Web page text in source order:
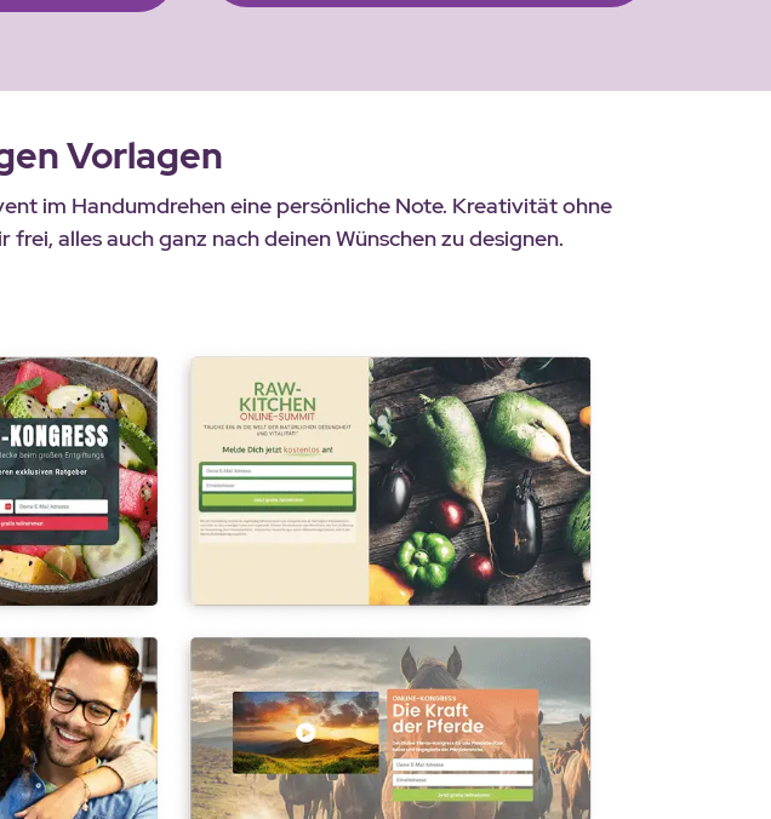
Vorlagen
im Handumdrehen eine persönliche Note. Kreativität ohne
alles auch ganz nach deinen Wünschen zu designen.